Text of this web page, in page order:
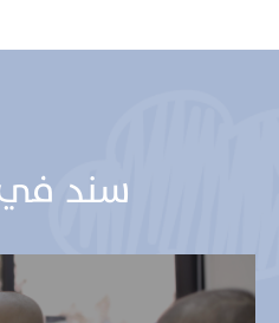
سند